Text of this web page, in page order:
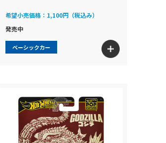
希望小売価格： 1,100円（税込み）
発売中
ベーシックカー